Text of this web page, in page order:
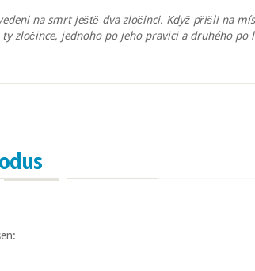
na smrt ještě dva zločinci. Když přišli na
zločince, jednoho po jeho pravici a druhého po